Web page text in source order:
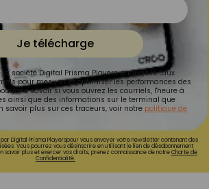
Je télécharge
la société Digital Prisma Players analyse le taux
pour mesurer et optimiser les performances des
savoir si vous ouvrez les courriels, l'heure à
ainsi que des informations sur le terminal que
savoir plus sur ces traceurs, voir notre politique de
Digital Prisma Playerspour vous envoyer votre newsletter contenant des
Vous pourrez vous désinscrire en utilisant le lien de désabonnement
savoir plus et exercer vos droits, prenez connaissance de notreCharte de
Confidentialité.